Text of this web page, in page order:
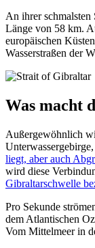
An ihrer schmalsten
Länge von 58 km.
europäischen
Wasserstraßen der
Was macht
Außergewöhnlich
Unterwassergebirge,
liegt, aber auch
wird diese
Gibraltarschwelle
Pro Sekunde
dem Atlantischen
Vom Mittelmeer in